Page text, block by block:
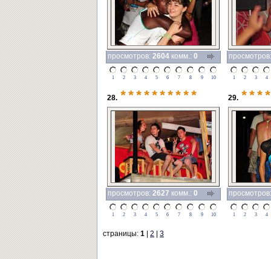
просмотров: 2604 комм.: 0
1 2 3 4 5 6 7 8 9 10 1 2 3 4
28. **********
просмотров: 2627 комм.: 0
1 2 3 4 5 6 7 8 9 10
29.
1 2 3 4
страницы: 1 2 3